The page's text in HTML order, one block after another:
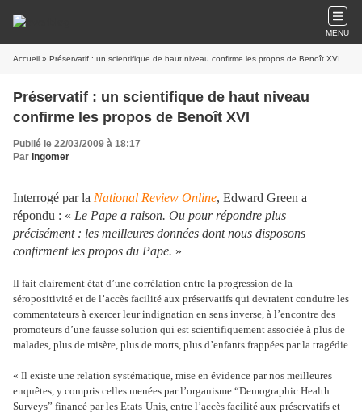
MENU
Accueil » Préservatif : un scientifique de haut niveau confirme les propos de Benoît XVI
Préservatif : un scientifique de haut niveau
confirme les propos de Benoît XVI
Publié le 22/03/2009 à 18:17
Par Ingomer
Interrogé par la National Review Online, Edward Green a
répondu : « Le Pape a raison. Ou pour répondre plus
précisément : les meilleures données dont nous disposons
confirment les propos du Pape. »
Il fait clairement état d’une corrélation entre la progression de la
séropositivité et de l’accès facilité aux préservatifs qui devraient conduire les
commentateurs à exercer leur indignation en sens inverse, à l’encontre des
promoteurs d’une fausse solution qui est scientifiquement associée à plus de
malades, plus de misère, plus de morts, plus d’enfants frappées par la tragédie
« Il existe une relation systématique, mise en évidence par nos meilleures
enquêtes, y compris celles menées par l’organisme “Demographic Health
Surveys” financé par les Etats-Unis, entre l’accès facilité aux préservatifs et